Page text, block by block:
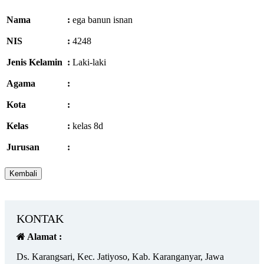
Nama : ega banun isnan
NIS : 4248
Jenis Kelamin : Laki-laki
Agama :
Kota :
Kelas : kelas 8d
Jurusan :
KONTAK
Alamat :
Ds. Karangsari, Kec. Jatiyoso, Kab. Karanganyar, Jawa